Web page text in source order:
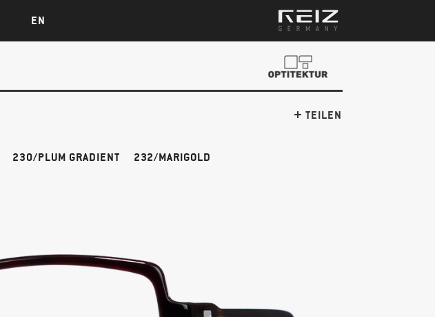
EN
TEILEN
230/PLUM GRADIENT 232/MARIGOLD